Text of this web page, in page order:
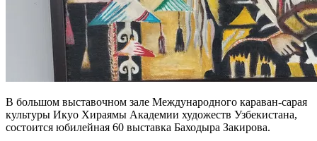
В большом выставочном зале Международного караван-сарая
культуры Икуо Хираямы Академии художеств Узбекистана,
состоится юбилейная 60 выставка Баходыра Закирова.